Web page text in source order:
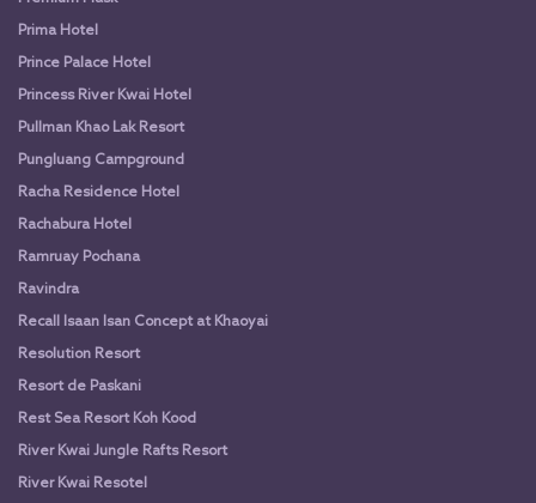
Prima Hotel
Prince Palace Hotel
Princess River Kwai Hotel
Pullman Khao Lak Resort
Pungluang Campground
Racha Residence Hotel
Rachabura Hotel
Ramruay Pochana
Ravindra
Recall Isaan Isan Concept at Khaoyai
Resolution Resort
Resort de Paskani
Rest Sea Resort Koh Kood
River Kwai Jungle Rafts Resort
River Kwai Resotel